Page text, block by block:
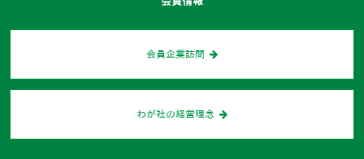
会員企業訪問
わが社の経営理念